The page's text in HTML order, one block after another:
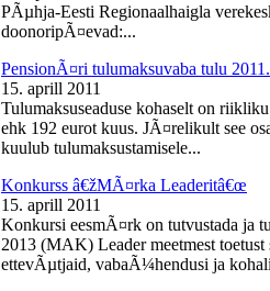
PÃµhja-Eesti Regionaalhaigla
doonoripÃ¤evad:...
PensionÃ¤ri tulumaksuvaba tulu
15. aprill 2011
Tulumaksuseaduse kohaselt on
ehk 192 eurot kuus. JÃ¤relikult see
kuulub tulumaksustamisele...
Konkurss â€žMÃ¤rka Leaderitâ€œ
15. aprill 2011
Konkursi eesmÃ¤rk on tutvustada ja
2013 (MAK) Leader meetmest
ettevÃµtjaid, vabaÃ¼hendusi ja